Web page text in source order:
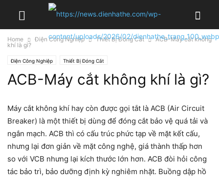
Home Điện Công Nghiệp Thiết Bị Đóng Cắt
ACB-Máy cắt không
khí là gì?
Điện Công Nghiệp Thiết Bị Đóng Cắt
ACB-Máy cắt không khí là gì?
Máy cắt không khí hay còn được gọi tắt là ACB (Air Circuit
Breaker) là một thiết bị dùng để đóng cắt bảo vệ quá tải và
ngắn mạch. ACB thì có cấu trúc phức tạp về mặt kết cấu,
nhưng lại đơn giản về mặt công nghệ, giá thành thấp hơn
so với VCB nhưng lại kích thước lớn hơn. ACB đòi hỏi công
tác bảo trì, bảo dưỡng định kỳ nghiêm nhặt. Buồng dập hồ